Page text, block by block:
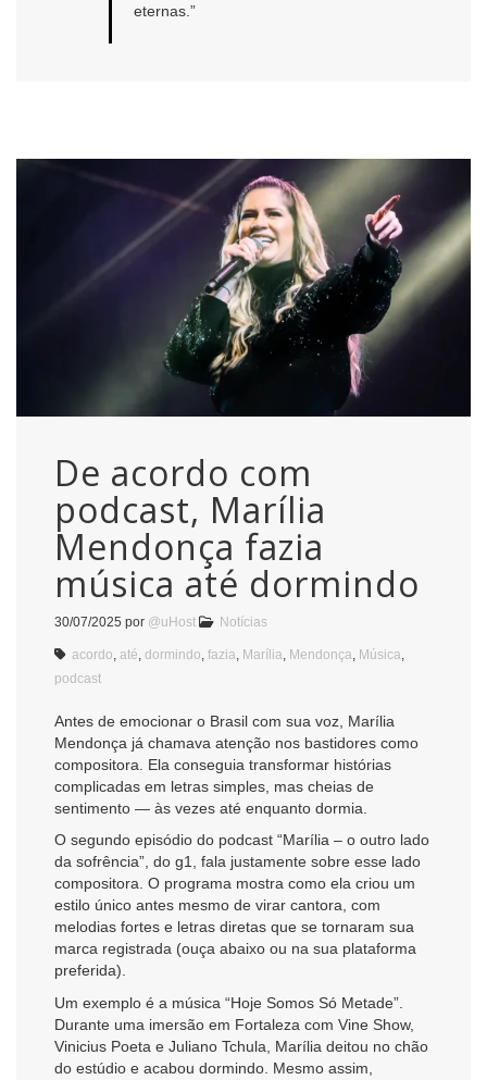
eternas.”
De acordo com
podcast, Marília
Mendonça fazia
música até dormindo
30/07/2025 por @uHost Notícias
acordo até dormindo fazia Marília Mendonça Música
podcast
Antes de emocionar o Brasil com sua voz, Marília
Mendonça já chamava atenção nos bastidores como
compositora. Ela conseguia transformar histórias
complicadas em letras simples, mas cheias de
sentimento — às vezes até enquanto dormia.
O segundo episódio do podcast “Marília – o outro lado
da sofrência”, do g1, fala justamente sobre esse lado
compositora. O programa mostra como ela criou um
estilo único antes mesmo de virar cantora, com
melodias fortes e letras diretas que se tornaram sua
marca registrada (ouça abaixo ou na sua plataforma
preferida).
Um exemplo é a música “Hoje Somos Só Metade”.
Durante uma imersão em Fortaleza com Vine Show,
Vinicius Poeta e Juliano Tchula, Marília deitou no chão
do estúdio e acabou dormindo. Mesmo assim,